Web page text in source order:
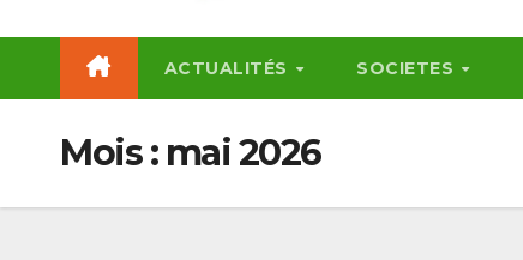
ACTUALITÉS SOCIETES
Mois : mai 2026